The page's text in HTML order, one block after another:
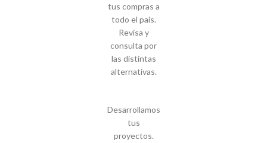
tus compras a
todo el país.
Revisa y
consulta por
las distintas
alternativas.
Desarrollamos
tus
proyectos.